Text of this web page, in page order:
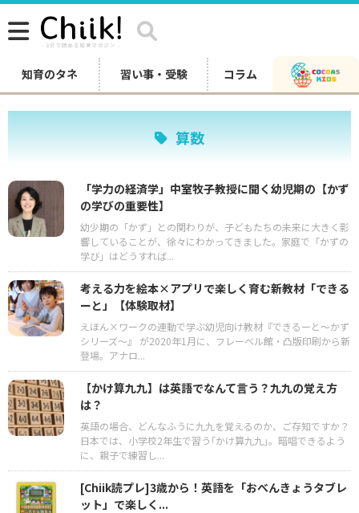
知育のタネ 習い事・受験 コラム
算数
「学力の経済学」中室牧子教授に聞く幼児期の【かず
の学びの重要性】
幼少期の「かず」との関わりが、子どもたちの未来に大きく影
響していることが、徐々にわかってきました。家庭で「かずの
学び」はどうすれば...
考える力を絵本×アプリで楽しく育む新教材「できる
ーと」【体験取材】
えほん×ワークの連動で学ぶ幼児向け教材『できるーと～かず
シリーズ～』 が2020年1月に、フレーベル館・凸版印刷から新
登場。アナロ...
【かけ算九九】は英語でなんて言う？九九の覚え方
は？
英語の場合、どんなふうに九九を覚えるのか、ご存知ですか？
日本では、小学校2年生で習う｢かけ算九九｣。暗唱できるよう
に、親子で練習し...
[Chiik読プレ]3歳から！英語を「おべんきょうタブレ
ット」で楽しく...